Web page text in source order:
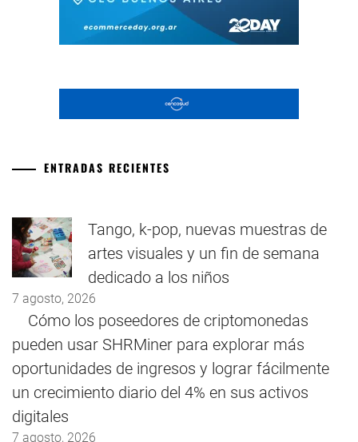
ENTRADAS RECIENTES
Tango, k-pop, nuevas muestras de
artes visuales y un fin de semana
dedicado a los niños
7 agosto, 2026
Cómo los poseedores de criptomonedas
pueden usar SHRMiner para explorar más
oportunidades de ingresos y lograr fácilmente
un crecimiento diario del 4% en sus activos
digitales
7 agosto, 2026